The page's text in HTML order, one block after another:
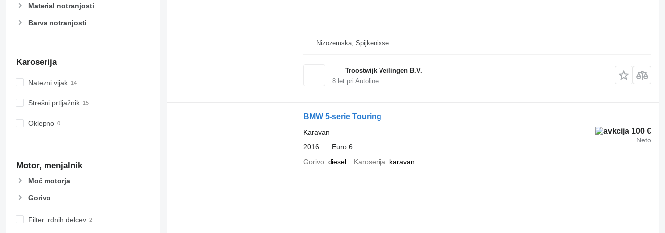
Material notranjosti
Barva notranjosti
Karoserija
Natezni vijak
Strešni prtljažnik
Oklepno
Motor, menjalnik
Moč motorja
Gorivo
Filter trdnih delcev
Nizozemska, Spijkenisse
Troostwijk Veilingen B.V.
8let pri Autoline
BMW 5-serie Touring
100 €
Neto
Karavan
2016
Euro 6
Gorivo diesel Karoserija karavan